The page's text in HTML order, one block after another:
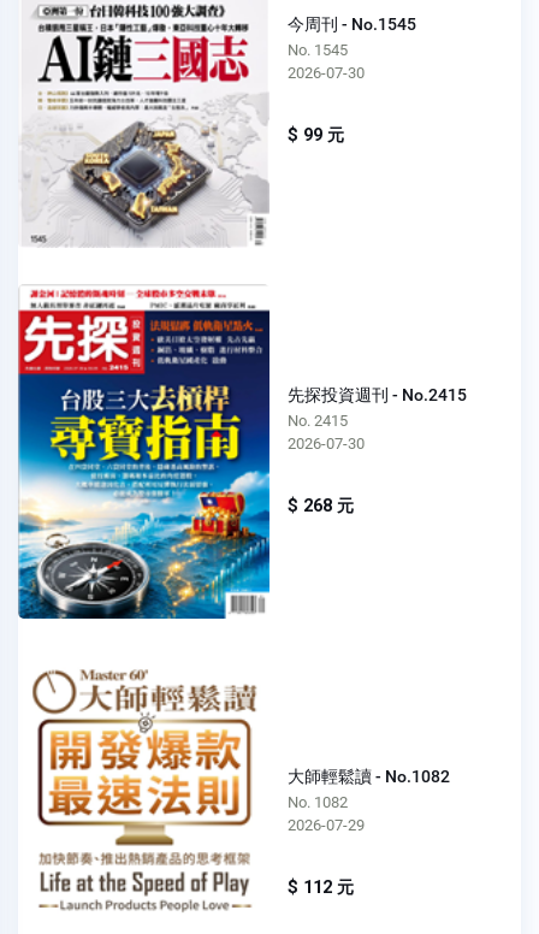
今周刊 - No.1545
No. 1545
2026-07-30
$ 99 元
先探投資週刊 - No.2415
No. 2415
2026-07-30
$ 268 元
大師輕鬆讀 - No.1082
No. 1082
2026-07-29
$ 112 元